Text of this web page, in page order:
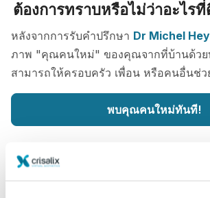
ต้องการทราบหรือไม่ว่าอะไร
หลังจากการรับคำปรึกษา Dr Michel
ภาพ "คุณคนใหม่" ของคุณจากที่บ้านด้ว
สามารถให้ครอบครัว เพื่อน หรือคนอื่นช่ว
พบคุณคนใหม่ทันที!